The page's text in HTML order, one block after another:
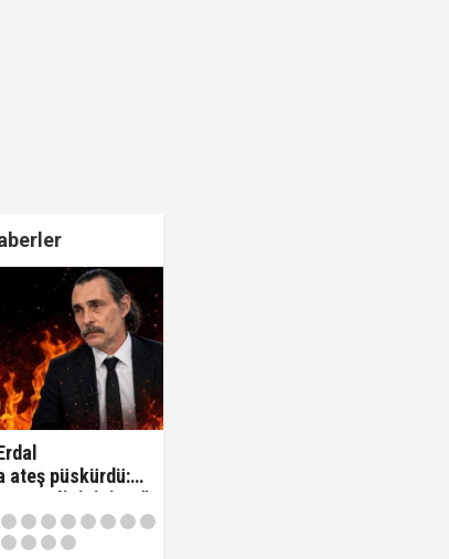
ateş püskürdü:
görevlisisiniz..!"